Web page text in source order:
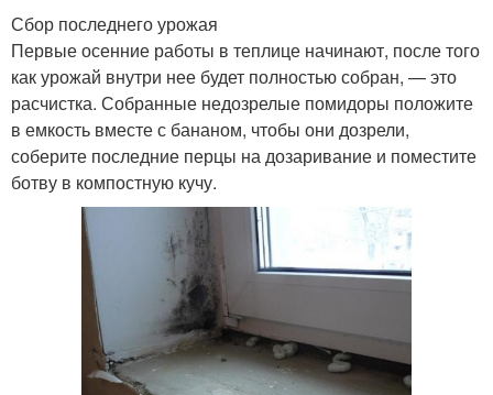
Сбор последнего урожая
Первые осенние работы в теплице начинают, после того
как урожай внутри нее будет полностью собран, — это
расчистка. Собранные недозрелые помидоры положите
в емкость вместе с бананом, чтобы они дозрели,
соберите последние перцы на дозаривание и поместите
ботву в компостную кучу.